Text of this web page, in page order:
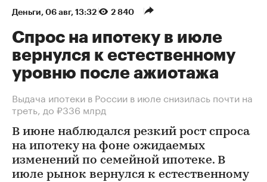
Деньги 06 авг, 13:32 2 840
Спрос на ипотеку в июле
вернулся к естественному
уровню после ажиотажа
Выдача ипотеки в России в июле снизилась почти на
треть, до ₽336 млрд
В июне наблюдался резкий рост спроса
на ипотеку на фоне ожидаемых
изменений по семейной ипотеке. В
июле рынок вернулся к естественному